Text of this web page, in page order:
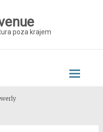
poza krajem